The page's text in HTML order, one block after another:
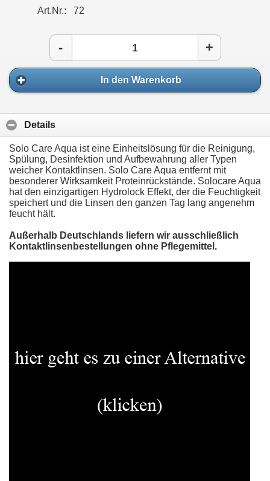
Art.Nr.:
72
- +
In den Warenkorb
Details
Solo Care Aqua ist eine Einheitslösung für die Reinigung,
Spülung, Desinfektion und Aufbewahrung aller Typen
weicher Kontaktlinsen. Solo Care Aqua entfernt mit
besonderer Wirksamkeit Proteinrückstände. Solocare Aqua
hat den einzigartigen Hydrolock Effekt, der die Feuchtigkeit
speichert und die Linsen den ganzen Tag lang angenehm
feucht hält.
Außerhalb Deutschlands liefern wir ausschließlich
Kontaktlinsenbestellungen ohne Pflegemittel.